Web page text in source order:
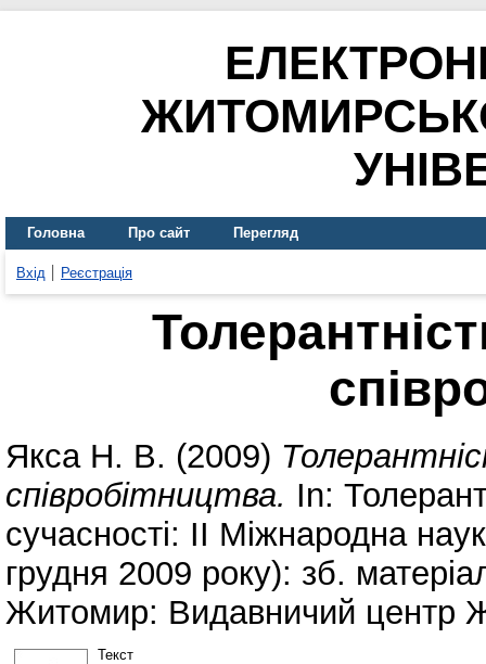
Головна Про сайт Перегляд
Вхід Реєстрація
Якса Н. В. (2009)
співробітництва. In:
сучасності: ІІ Міжнародна
грудня 2009 року): зб.
Житомир: Видавничий центр
Текст